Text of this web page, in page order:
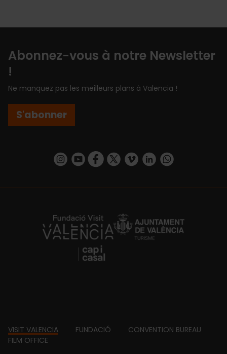
Abonnez-vous à notre Newsletter
!
Ne manquez pas les meilleurs plans à Valencia !
S'abonner
https://www.instagram.com/visit_valencia/
https://www.youtube.com/user/
https://www.facebook.com/
https://twitter.com/
https://vimeo.com/
https://www.linkedin.com/company/turismo-valencia/https://api.whatsapp.com/send/
https://fundacion.visitvalencia.com/
Footer
VISIT VALENCIA FUNDACIÓ
CONVENTION BUREAU
FILM OFFICE